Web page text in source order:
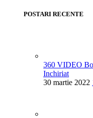
POSTARI RECENTE
360 VIDEO
Inchiriat
30 martie 2022